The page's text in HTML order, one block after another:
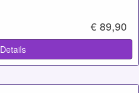
€ 89,90
Details